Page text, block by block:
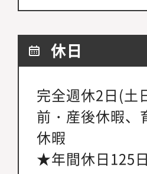
休日
完全週休2日(土
前・産後休暇、
休暇
★年間休日125日